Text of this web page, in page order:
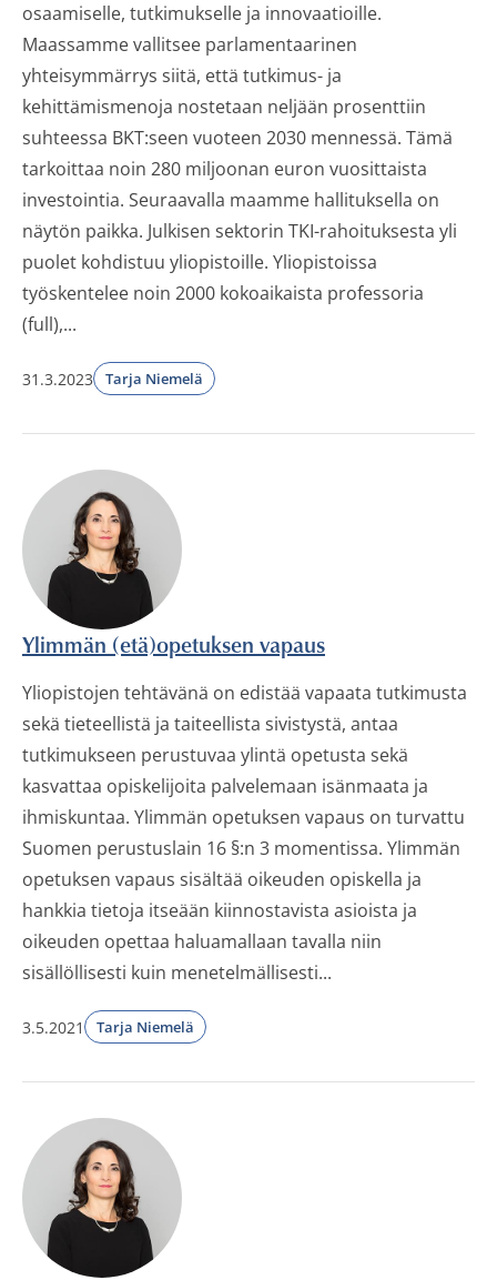
osaamiselle, tutkimukselle ja innovaatioille.
Maassamme vallitsee parlamentaarinen
yhteisymmärrys siitä, että tutkimus- ja
kehittämismenoja nostetaan neljään prosenttiin
suhteessa BKT:seen vuoteen 2030 mennessä. Tämä
tarkoittaa noin 280 miljoonan euron vuosittaista
investointia. Seuraavalla maamme hallituksella on
näytön paikka. Julkisen sektorin TKI-rahoituksesta yli
puolet kohdistuu yliopistoille. Yliopistoissa
työskentelee noin 2000 kokoaikaista professoria
(full),...
31.3.2023 Tarja Niemelä
Ylimmän (etä)opetuksen vapaus
Yliopistojen tehtävänä on edistää vapaata tutkimusta
sekä tieteellistä ja taiteellista sivistystä, antaa
tutkimukseen perustuvaa ylintä opetusta sekä
kasvattaa opiskelijoita palvelemaan isänmaata ja
ihmiskuntaa. Ylimmän opetuksen vapaus on turvattu
Suomen perustuslain 16 §:n 3 momentissa. Ylimmän
opetuksen vapaus sisältää oikeuden opiskella ja
hankkia tietoja itseään kiinnostavista asioista ja
oikeuden opettaa haluamallaan tavalla niin
sisällöllisesti kuin menetelmällisesti...
3.5.2021 Tarja Niemelä